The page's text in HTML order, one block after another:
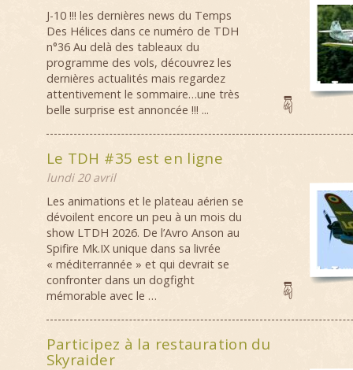
J-10 !!! les dernières news du Temps
Des Hélices dans ce numéro de TDH
n°36 Au delà des tableaux du
programme des vols, découvrez les
dernières actualités mais regardez
attentivement le sommaire…une très
belle surprise est annoncée !!! ...
Le TDH #35 est en ligne
lundi 20 avril
Les animations et le plateau aérien se
dévoilent encore un peu à un mois du
show LTDH 2026. De l’Avro Anson au
Spifire Mk.IX unique dans sa livrée
« méditerrannée » et qui devrait se
confronter dans un dogfight
mémorable avec le …
Participez à la restauration du
Skyraider